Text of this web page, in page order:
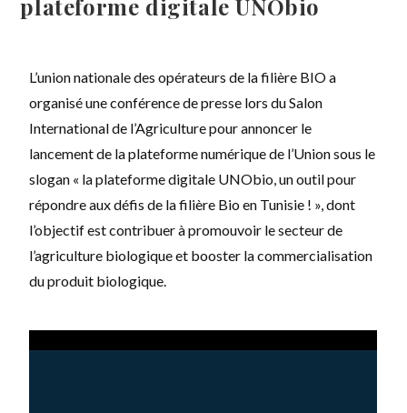
plateforme digitale UNObio
L’union nationale des opérateurs de la filière BIO a
organisé une conférence de presse lors du Salon
International de l’Agriculture pour annoncer le
lancement de la plateforme numérique de l’Union sous le
slogan « la plateforme digitale UNObio, un outil pour
répondre aux défis de la filière Bio en Tunisie ! », dont
l’objectif est contribuer à promouvoir le secteur de
l’agriculture biologique et booster la commercialisation
du produit biologique.